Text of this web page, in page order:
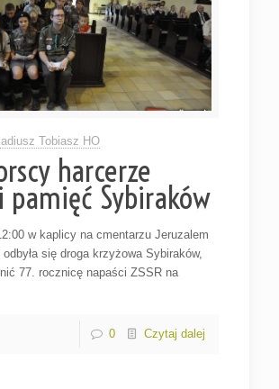
Tobiasz HO
harcerze
pamięć Sybiraków
w kaplicy na cmentarzu Jeruzalem
się droga krzyżowa Sybiraków,
77. rocznicę napaści ZSSR na
0 Czytaj dalej